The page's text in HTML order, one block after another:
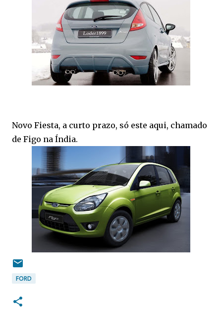
Novo Fiesta, a curto prazo, só este aqui, chamado
de Figo na Índia.
FORD